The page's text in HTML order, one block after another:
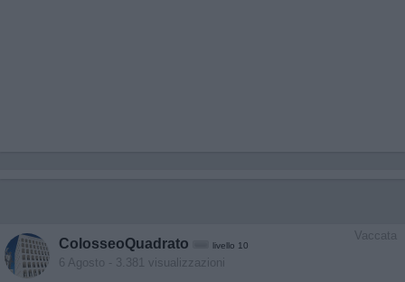
Vaccata
ColosseoQuadrato livello 10
6 Agosto - 3.381 visualizzazioni